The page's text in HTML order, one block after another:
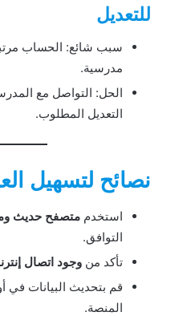
للتعديل
سبب شائع: الحساب
مدرسية.
الحل: التواصل مع
التعديل المطلوب.
نصائح لتسهيل
استخدم متصفح حديث
التوافق.
تأكد من وجود اتصال
قم بتحديث البيانات في
المنصة.